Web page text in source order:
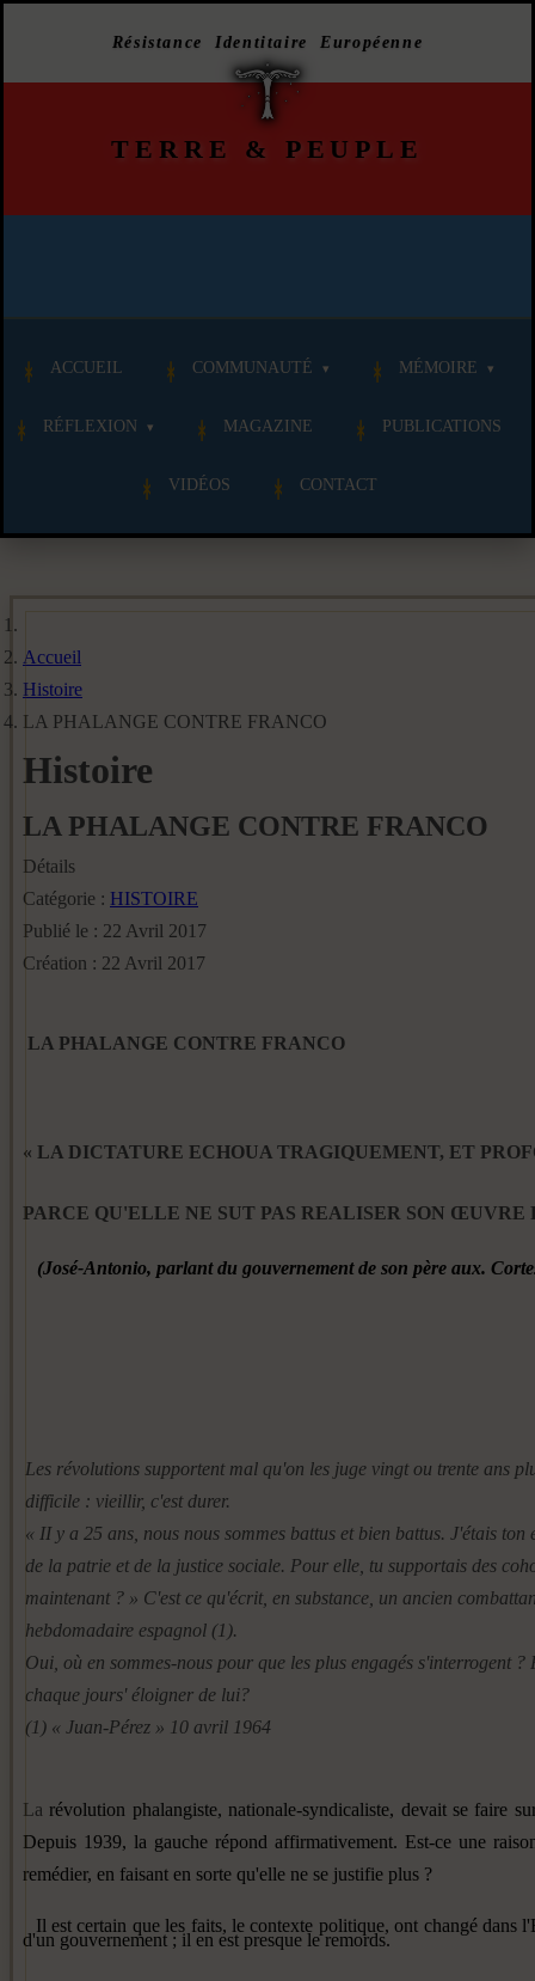
Résistance Identitaire Européenne
TERRE & PEUPLE
ACCUEIL COMMUNAUTÉ MÉMOIRE
RÉFLEXION MAGAZINE PUBLICATIONS
VIDÉOS CONTACT
Accueil
Histoire
LA PHALANGE CONTRE FRANCO
Histoire
LA PHALANGE CONTRE FRANCO
Détails
Catégorie : HISTOIRE
Publié le : 22 Avril 2017
Création : 22 Avril 2017
LA PHALANGE CONTRE FRANCO
« LA DICTATURE ECHOUA TRAGIQUEMENT, ET
PARCE QU'ELLE NE SUT PAS REALISER SON
(José-Antonio, parlant du gouvernementde son père aux.
Les révolutions supportent mal qu'on les juge vingt ou trente ans
difficile : vieillir, c'est durer.
« II y a 25 ans, nous nous sommes battus et bien battus. J'étais
de la patrie et de la justice sociale. Pour elle, tu supportais des
maintenant ? » C'est ce qu'écrit, en substance, un ancien
hebdomadaire espagnol (1).
Oui, où en sommes-nous pour que les plus engagés s'interrogent ?
chaque jours' éloigner de lui?
(1) « Juan-Pérez » 10 avril 1964
La révolution phalangiste, natio­nale-syndicaliste, devait se faire
Depuis 1939, la gauche répond affirmati­vement. Est-ce une
remédier, en faisant en sorte qu'elle ne se justifie plus ?
Il est certain que les faits, le contexte politique, ont changé
d'un gouvernement ; il en est presque le remords.